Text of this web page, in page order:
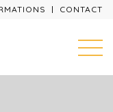
CONTACT